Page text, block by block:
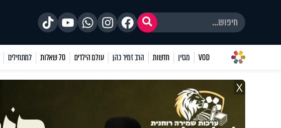
VOD מגזין חדשות הרב זמיר כהן עולם הילדים 70 שאלות למתחילים
X